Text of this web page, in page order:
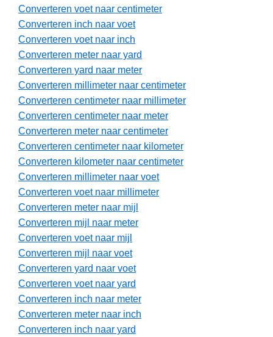
Converteren voet naar centimeter
Converteren inch naar voet
Converteren voet naar inch
Converteren meter naar yard
Converteren yard naar meter
Converteren millimeter naar centimeter
Converteren centimeter naar millimeter
Converteren centimeter naar meter
Converteren meter naar centimeter
Converteren centimeter naar kilometer
Converteren kilometer naar centimeter
Converteren millimeter naar voet
Converteren voet naar millimeter
Converteren meter naar mijl
Converteren mijl naar meter
Converteren voet naar mijl
Converteren mijl naar voet
Converteren yard naar voet
Converteren voet naar yard
Converteren inch naar meter
Converteren meter naar inch
Converteren inch naar yard